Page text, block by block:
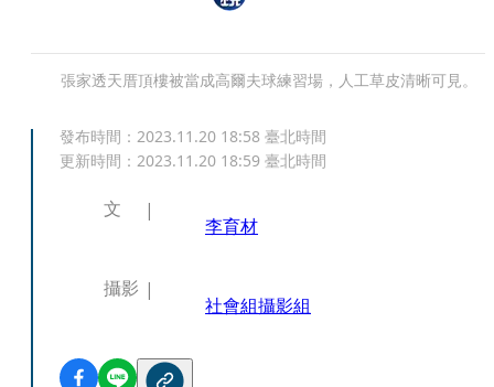
張家透天厝頂樓被當成高爾夫球練習場，人工草皮清晰可見。
發布時間： 2023.11.20 18:58 臺北時間
更新時間： 2023.11.20 18:59 臺北時間
文
李育材
攝影
社會組攝影組